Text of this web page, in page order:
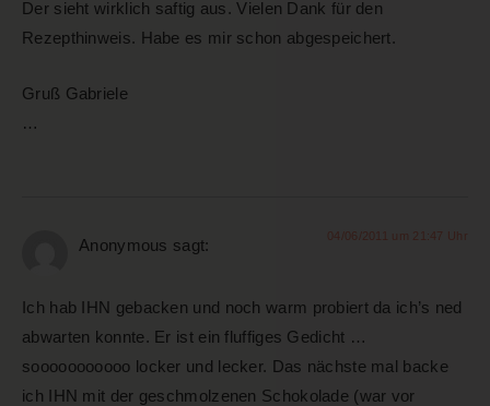
Der sieht wirklich saftig aus. Vielen Dank für den
Rezepthinweis. Habe es mir schon abgespeichert.
Gruß Gabriele
…
Anonymous sagt: 04/06/2011 um 21:47 Uhr
Ich hab IHN gebacken und noch warm probiert da ich’s ned
abwarten konnte. Er ist ein fluffiges Gedicht …
sooooooooooo locker und lecker. Das nächste mal backe
ich IHN mit der geschmolzenen Schokolade (war vor